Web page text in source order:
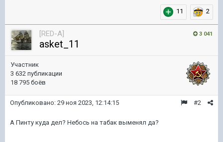
11 2
3 041
[RED-A]
asket_11
Участник
3 632 публикации
18 795 боёв
#2
Опубликовано: 29 ноя 2023, 12:14:15
А Пинту куда дел? Небось на табак выменял да?